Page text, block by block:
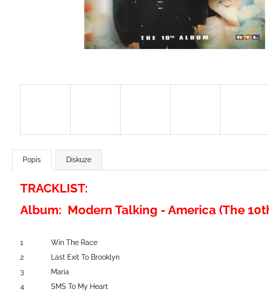
Popis Diskuze
TRACKLIST:
Album: Modern Talking - America (The
1 Win The Race
2
Last Exit To Brooklyn
3
Maria
4
SMS To My Heart
2 BROTHERS ON THE 4TH FLOOR -
DREAMS (THE 1ST ALBUM) (BONUS
TRACKS)
THE BEST
BOHLEN
299 Kč